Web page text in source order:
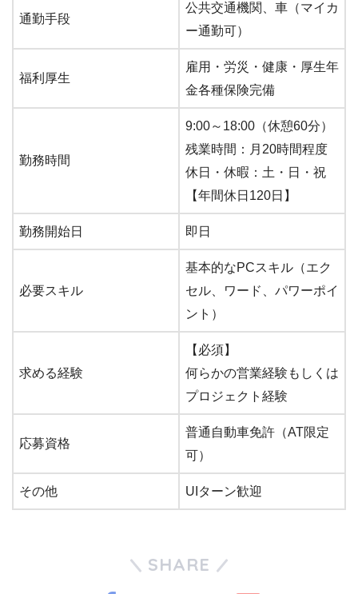
通勤手段
公共交通機関、車（マイカ
ー通勤可）
福利厚生
雇用・労災・健康・厚生年
金各種保険完備
勤務時間
9:00～18:00（休憩60分）
残業時間：月20時間程度
休日・休暇：土・日・祝
【年間休日120日】
勤務開始日 即日
必要スキル
基本的なPCスキル（エク
セル、ワード、パワーポイ
ント）
求める経験
【必須】
何らかの営業経験もしくは
プロジェクト経験
応募資格
普通自動車免許（AT限定
可）
その他 UIターン歓迎
SHARE